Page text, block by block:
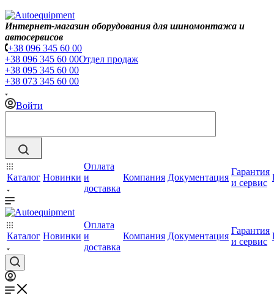
Интернет-магазин оборудования для шиномонтажа и
автосервисов
+38 096 345 60 00
+38 096 345 60 00Отдел продаж
+38 095 345 60 00
+38 073 345 60 00
Войти
Каталог Новинки
Оплата
и
доставка
Компания Документация
Гарантия
и сервис
Каталог Новинки
Оплата
и
доставка
Компания Документация
Гарантия
и сервис